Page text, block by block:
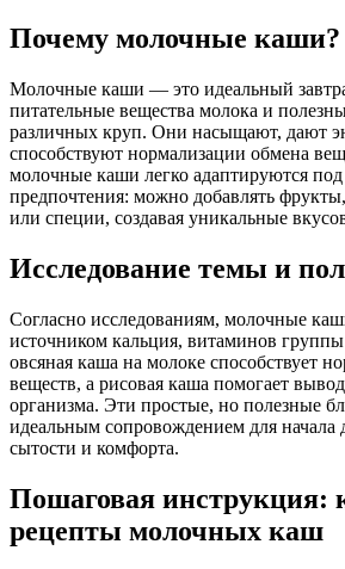
Почему молочные каши?
Молочные каши — это идеальный
питательные вещества молока и
различных круп. Они насыщают, дают
способствуют нормализации обмена
молочные каши легко адаптируются
предпочтения: можно добавлять
или специи, создавая уникальные
Исследование темы и
Согласно исследованиям, молочные
источником кальция, витаминов
овсяная каша на молоке способствует
веществ, а рисовая каша помогает
организма. Эти простые, но полезные
идеальным сопровождением для
сытости и комфорта.
Пошаговая инструкция:
рецепты молочных каш